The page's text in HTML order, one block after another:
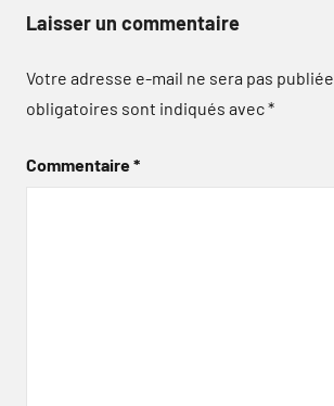
Laisser un commentaire
Votre adresse e-mail ne sera pas publiée.
obligatoires sont indiqués avec*
Commentaire*